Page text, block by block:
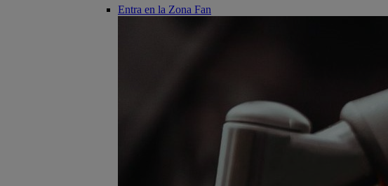
Entra en la Zona Fan